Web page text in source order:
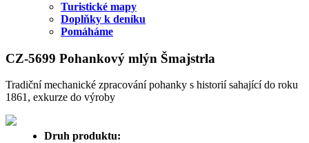
Turistické mapy
Doplňky k deníku
Pomáháme
CZ-5699 Pohankový mlýn Šmajstrla
Tradiční mechanické zpracování pohanky s historií sahající do roku
1861, exkurze do výroby
Druh produktu: